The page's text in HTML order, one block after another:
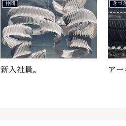
仲間
新入社員。
きづ
ア